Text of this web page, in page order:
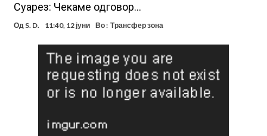
Суарез: Чекаме одговор…
Од S. D. 11:40, 12 јуни Во : Трансфер зона